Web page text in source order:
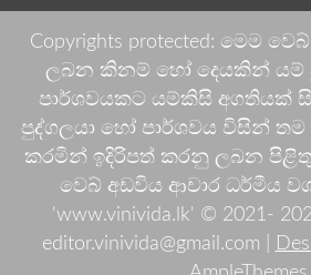
Copyrights protected: මෙම
ලබන කිනම් හෝ දෙයකින් යම්
පාර්ශවයකට යම්කිසි අගතියක්
පුද්ගලයා හෝ පාර්ශවය විසින්
කරමින් ඉදිරිපත් කරනු ලබන
වෙබ් අඩවිය ආචාර ධර්මීය
'www.vinivida.lk' © 2021-
editor.vinivida@gmail.com |